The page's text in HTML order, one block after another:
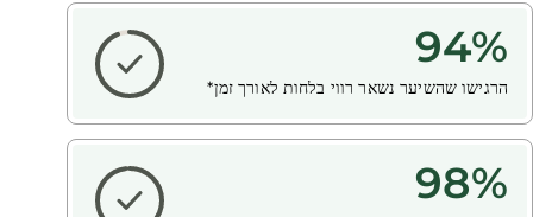
94%
הרגישו שהשיער נשאר רווי בלחות לאורך זמן*
98%